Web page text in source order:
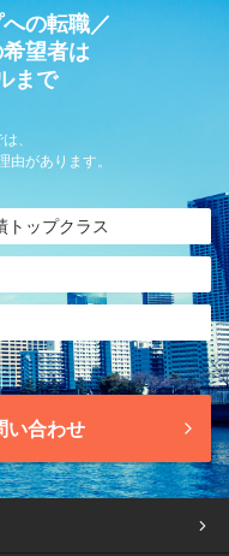
の転職／
望者は
まで
、
由があります。
トップクラス
い合わせ